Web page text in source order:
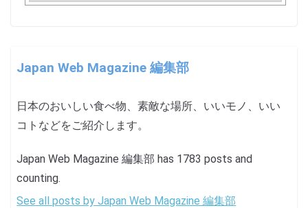
Japan Web Magazine 編集部
日本のおいしい食べ物、素敵な場所、いいモノ、いい
コトなどをご紹介します。
Japan Web Magazine 編集部 has 1783 posts and
counting.
See all posts by Japan Web Magazine 編集部